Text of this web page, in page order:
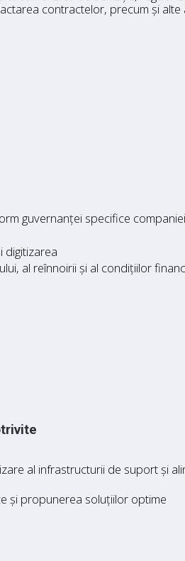
contractelor, precum și
guvernanței specifice
digitizarea
al reînnoirii și al condițiilor
al infrastructurii de suport și
și propunerea soluțiilor optime